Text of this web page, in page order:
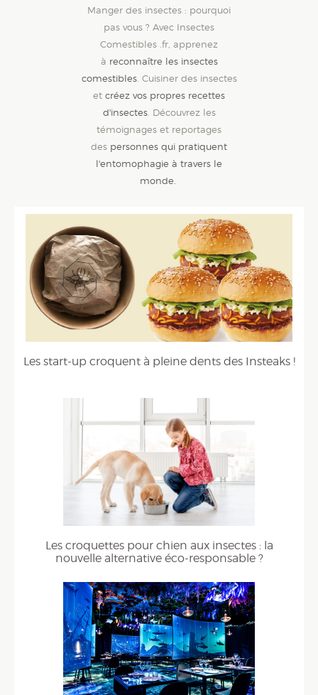
Manger des insectes : pourquoi
pas vous ? Avec Insectes
Comestibles .fr, apprenez
à reconnaître les insectes
comestibles. Cuisiner des insectes
et créez vos propres recettes
d'insectes. Découvrez les
témoignages et reportages
des personnes qui pratiquent
l'entomophagie à travers le
monde.
Les start-up croquent à pleine dents des Insteaks !
Les croquettes pour chien aux insectes : la
nouvelle alternative éco-responsable ?